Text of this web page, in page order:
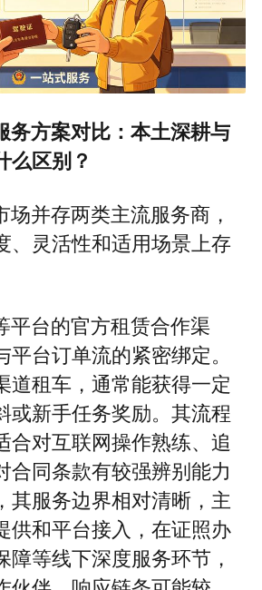
务方案对比：本土深耕与
么区别？
场并存两类主流服务商，
、灵活性和适用场景上存
平台的官方租赁合作渠
平台订单流的紧密绑定。
道租车，通常能获得一定
或新手任务奖励。其流程
合对互联网操作熟练、追
合同条款有较强辨别能力
其服务边界相对清晰，主
供和平台接入，在证照办
障等线下深度服务环节，